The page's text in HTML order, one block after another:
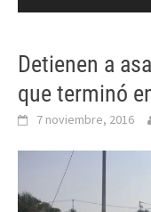
Detienen a
que terminó
7 noviembre, 2016